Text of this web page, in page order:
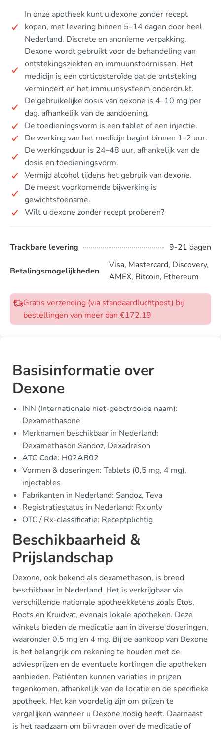
In onze apotheek kunt u dexone zonder recept
kopen, met levering binnen 5–14 dagen door heel
Nederland. Discrete en anonieme verpakking.
Dexone wordt gebruikt voor de behandeling van
ontstekingsziekten en immuunstoornissen. Het
medicijn is een corticosteroïde dat de ontsteking
vermindert en het immuunsysteem onderdrukt.
De gebruikelijke dosis van dexone is 4–10 mg per
dag, afhankelijk van de aandoening.
De toedieningsvorm is een tablet of een injectie.
De werking van het medicijn begint binnen 1–2 uur.
De werkingsduur is 24–48 uur, afhankelijk van de
dosis en toedieningsvorm.
Vermijd alcohol tijdens het gebruik van dexone.
De meest voorkomende bijwerking is
gewichtstoename.
Wilt u dexone zonder recept proberen?
Trackbare levering 9-21 dagen
Betalingsmogelijkheden
Visa, Mastercard, Discovery,
AMEX, Bitcoin, Ethereum
Gratis verzending (via standaardluchtpost) bij
bestellingen van meer dan €172.19
Basisinformatie over
Dexone
INN (Internationale niet-geoctrooide naam):
Dexamethasone
Merknamen beschikbaar in Nederland:
Dexamethason Sandoz, Dexadreson
ATC Code: H02AB02
Vormen & doseringen: Tablets (0,5 mg, 4 mg),
injectables
Fabrikanten in Nederland: Sandoz, Teva
Registratiestatus in Nederland: Rx only
OTC / Rx-classificatie: Receptplichtig
Beschikbaarheid &
Prijslandschap
Dexone, ook bekend als dexamethason, is breed
beschikbaar in Nederland. Het is verkrijgbaar via
verschillende nationale apotheekketens zoals Etos,
Boots en Kruidvat, evenals lokale apotheken. Deze
winkels bieden de medicatie aan in diverse doseringen,
waaronder 0,5 mg en 4 mg. Bij de aankoop van Dexone
is het belangrijk om rekening te houden met de
adviesprijzen en de eventuele kortingen die apotheken
aanbieden. Patiënten kunnen variaties in prijzen
tegenkomen, afhankelijk van de locatie en de specifieke
apotheek. Het kan voordelig zijn om prijzen te
vergelijken wanneer u Dexone nodig heeft. Daarnaast
is het raadzaam om bij vragen over de medicatie of